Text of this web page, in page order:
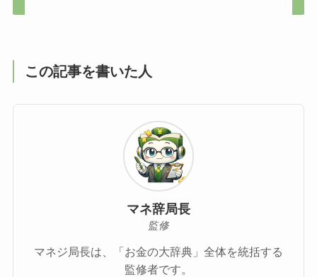
この記事を書いた人
マネ辞局長
監修
マネジ局長は、「お金の大辞典」全体を統括する
監修者です。